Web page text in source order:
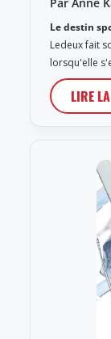
Par Anne
Le destin
Ledeux fait
lorsqu'elle
LIRE